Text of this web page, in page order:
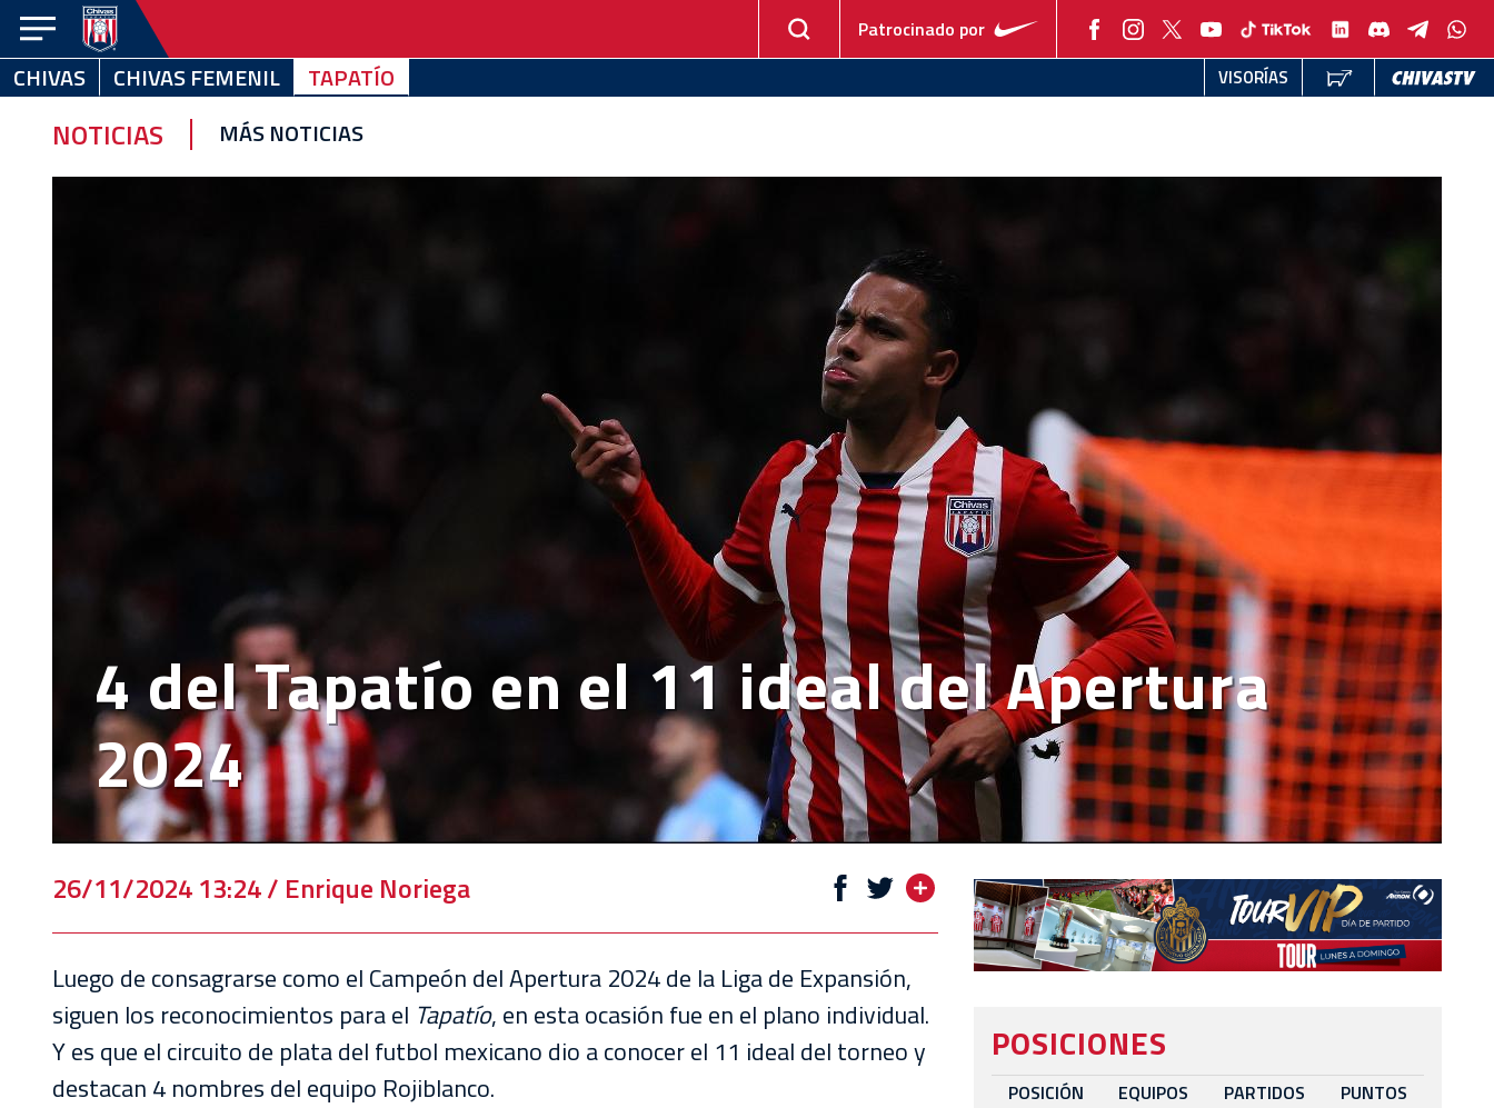
CHIVAS CHIVAS
FEMENIL TAPATÍO
NOTICIAS
TIENDA
CHIVAS
CHIVASTV
AKRON
TOUR
ESTADIO
AKRON
Patrocinado por
CHIVAS CHIVAS FEMENIL TAPATÍO VISORÍAS
NOTICIAS MÁS NOTICIAS
4 del Tapatío en el 11 ideal del Apertura
2024
26/11/2024 13:24 / Enrique Noriega
Luego de consagrarse como el Campeón del Apertura 2024 de la Liga de Expansión,
siguen los reconocimientos para el Tapatío, en esta ocasión fue en el plano individual.
Y es que el circuito de plata del futbol mexicano dio a conocer el 11 ideal del torneo y
destacan 4 nombres del equipo Rojiblanco.
POSICIONES
POSICIÓN EQUIPOS PARTIDOS PUNTOS